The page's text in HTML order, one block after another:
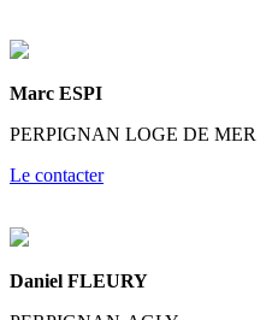
Marc ESPI
PERPIGNAN LOGE DE MER
Le contacter
Daniel FLEURY